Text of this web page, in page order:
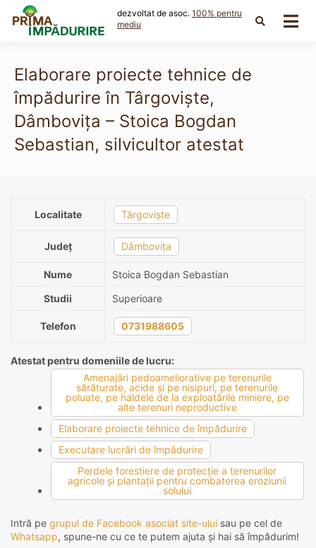
content
dezvoltat de asoc. 100% pentru
mediu
Elaborare proiecte tehnice de
împădurire în Târgoviște,
Dâmbovița – Stoica Bogdan
Sebastian, silvicultor atestat
Localitate Târgoviște
Județ Dâmbovița
Nume
Stoica Bogdan Sebastian
Studii
Superioare
Telefon 0731988605
Atestat pentru domeniile de lucru:
Amenajări pedoameliorative pe terenurile
sărăturate, acide şi pe nisipuri, pe terenurile
poluate, pe haldele de la exploatările miniere, pe
alte terenuri neproductive
Elaborare proiecte tehnice de împădurire
Executare lucrări de împădurire
Perdele forestiere de protecţie a terenurilor
agricole şi plantaţii pentru combaterea eroziunii
solului
Intră pe grupul de Facebook asociat site-ului sau pe cel de
Whatsapp, spune-ne cu ce te putem ajuta și hai să împădurim!